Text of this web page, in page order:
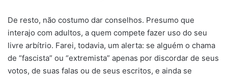
De resto, não costumo dar conselhos. Presumo que
interajo com adultos, a quem compete fazer uso do seu
livre arbítrio. Farei, todavia, um alerta: se alguém o chama
de “fascista” ou “extremista” apenas por discordar de seus
votos, de suas falas ou de seus escritos, e ainda se